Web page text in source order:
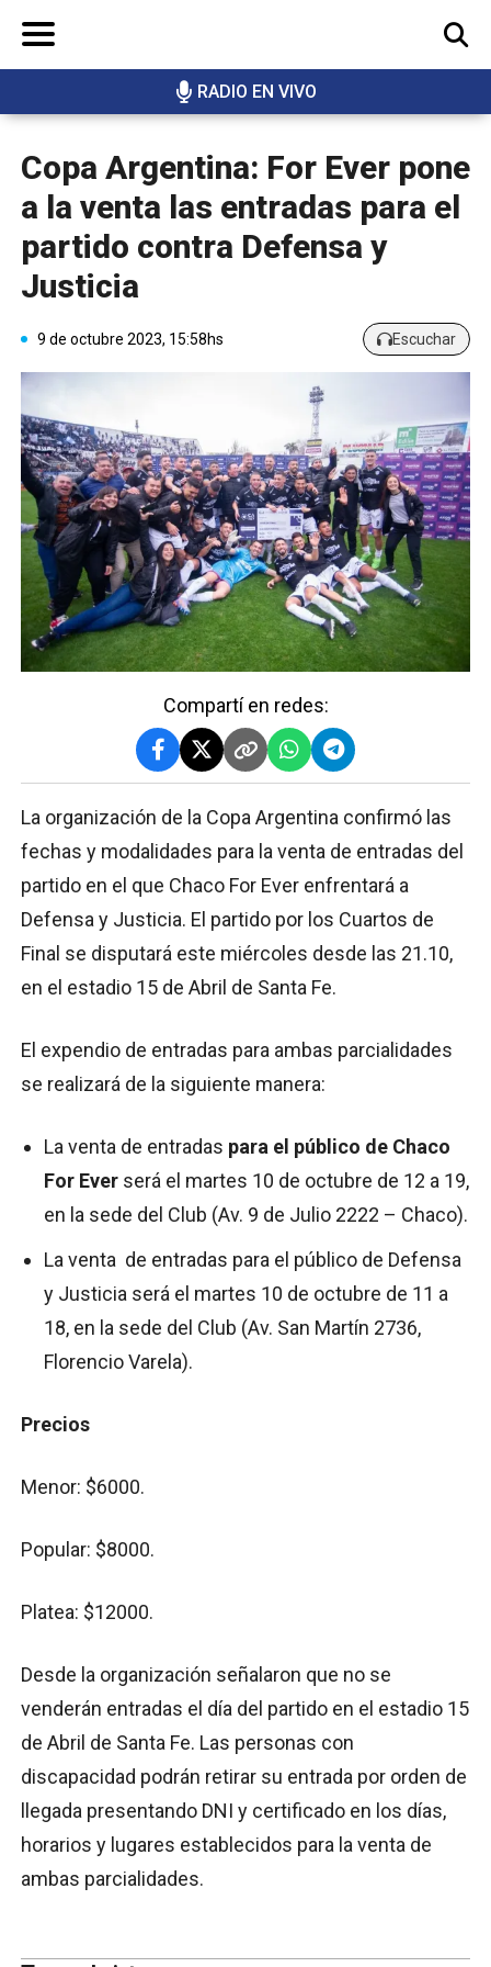
RADIO EN VIVO
BUSCAR
Copa Argentina: For Ever pone
a la venta las entradas para el
partido contra Defensa y
Justicia
9 de octubre 2023, 15:58hs Escuchar
Compartí en redes:
La organización de la Copa Argentina confirmó las
fechas y modalidades para la venta de entradas del
partido en el que Chaco For Ever enfrentará a
Defensa y Justicia. El partido por los Cuartos de
Final se disputará este miércoles desde las 21.10,
en el estadio 15 de Abril de Santa Fe.
El expendio de entradas para ambas parcialidades
se realizará de la siguiente manera:
La venta de entradas para el público de Chaco
For Ever será el martes 10 de octubre de 12 a 19,
en la sede del Club (Av. 9 de Julio 2222 – Chaco).
La venta de entradas para el público de Defensa
y Justicia será el martes 10 de octubre de 11 a
18, en la sede del Club (Av. San Martín 2736,
Florencio Varela).
Precios
Menor: $6000.
Popular: $8000.
Platea: $12000.
Desde la organización señalaron que no se
venderán entradas el día del partido en el estadio 15
de Abril de Santa Fe. Las personas con
discapacidad podrán retirar su entrada por orden de
llegada presentando DNI y certificado en los días,
horarios y lugares establecidos para la venta de
ambas parcialidades.